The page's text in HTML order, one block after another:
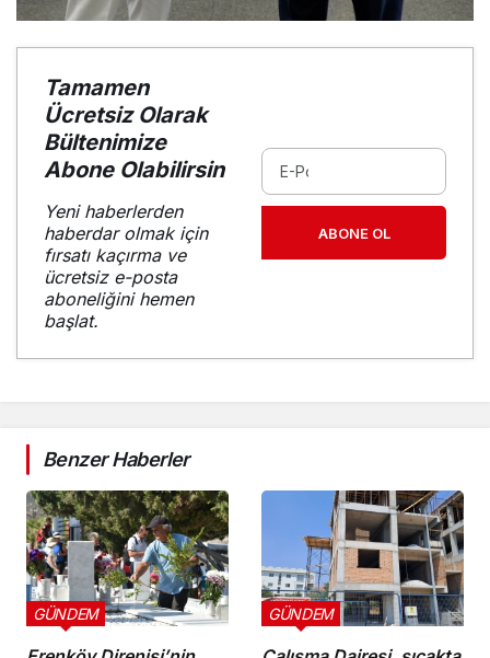
Tamamen
Ücretsiz Olarak
Bültenimize
Abone Olabilirsin
Yeni haberlerden
haberdar olmak için
fırsatı kaçırma ve
ücretsiz e-posta
aboneliğini hemen
başlat.
ABONE OL
Benzer Haberler
GÜNDEM GÜNDEM